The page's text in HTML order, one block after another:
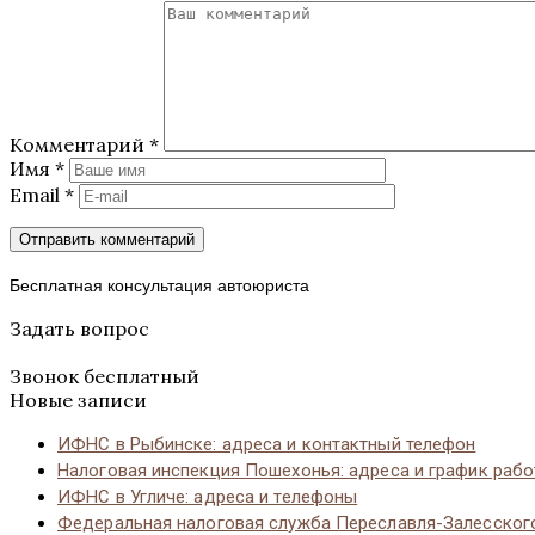
Комментарий *
Имя *
Email *
Бесплатная консультация автоюриста
Задать вопрос
Звонок бесплатный
Новые записи
ИФНС в Рыбинске: адреса и контактный телефон
Налоговая инспекция Пошехонья: адреса и график
ИФНС в Угличе: адреса и телефоны
Федеральная налоговая служба Переславля-